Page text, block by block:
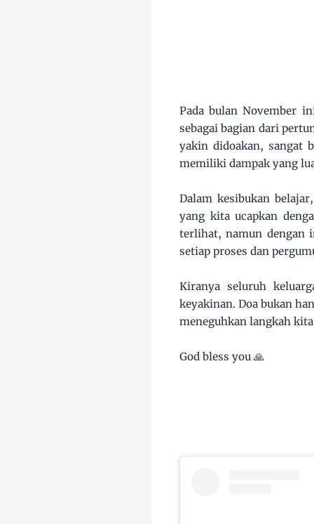
Pada bulan November
sebagai bagian dari
yakin didoakan, sangat
memiliki dampak yang
Dalam kesibukan
yang kita ucapkan
terlihat, namun dengan
setiap proses dan
Kiranya seluruh
keyakinan. Doa bukan
meneguhkan langkah
God bless you 🙏